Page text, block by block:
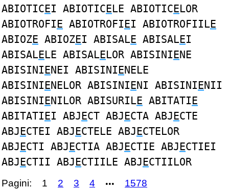
ABIOTICEI ABIOTICELE ABIOTICELOR
ABIOTROFIE ABIOTROFIEI ABIOTROFIILE
ABIOZE ABIOZEI ABISALE ABISALEI
ABISALELE ABISALELOR ABISINIENE
ABISINIENEI ABISINIENELE
ABISINIENELOR ABISINIENI ABISINIENII
ABISINIENILOR ABISURILE ABITATIE
ABITATIEI ABJECT ABJECTA ABJECTE
ABJECTEI ABJECTELE ABJECTELOR
ABJECTI ABJECTIA ABJECTIE ABJECTIEI
ABJECTII ABJECTIILE ABJECTIILOR
Pagini: 1 2 3 4 ••• 1578